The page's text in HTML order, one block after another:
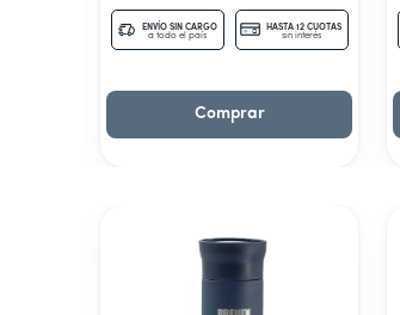
ENVÍO SIN CARGO
a todo el país
HASTA 12 CUOTAS
sin interés
Comprar